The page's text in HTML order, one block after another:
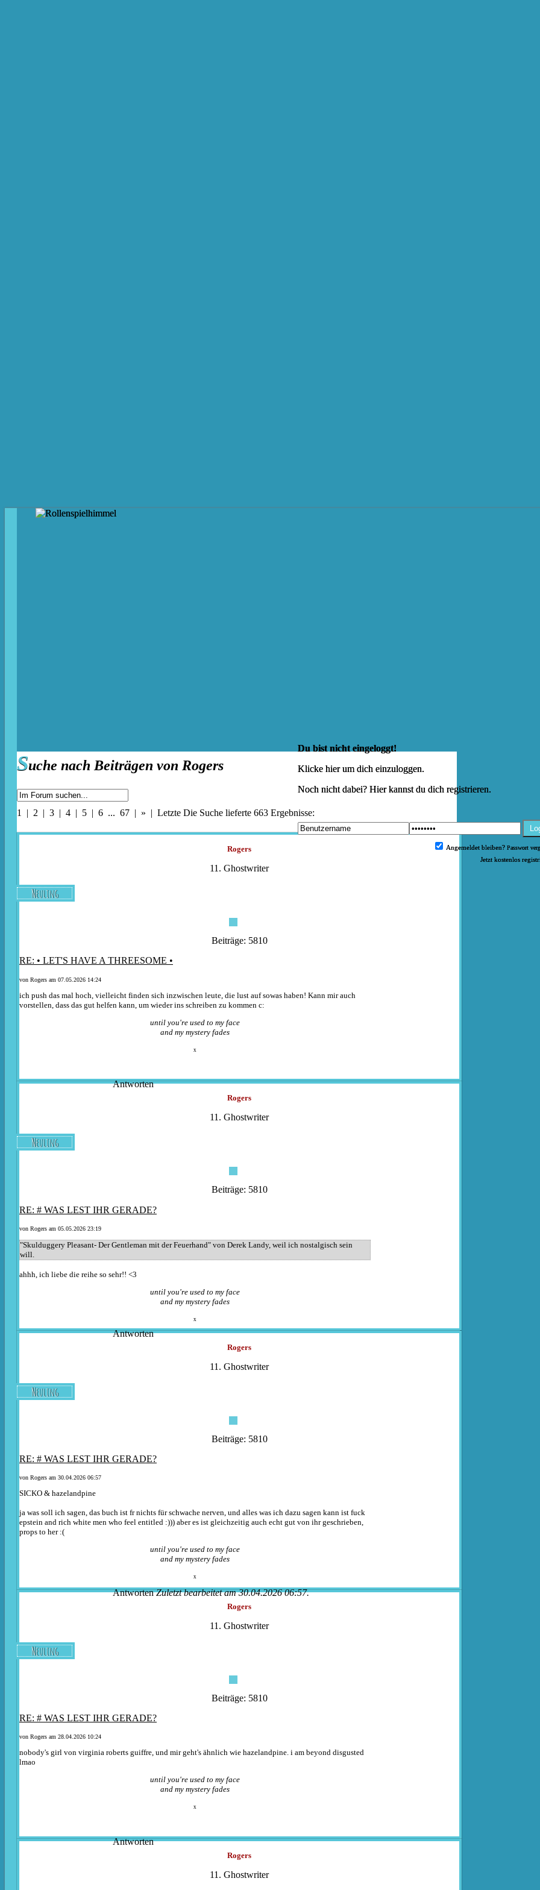
Du bist nicht eingeloggt!
Klicke hier um dich einzuloggen.
Noch nicht dabei? Hier kannst du dich registrieren.
Angemeldet bleiben? Passwort
Jetzt kostenlos
Suche nach Beiträgen von Rogers
1 | 2 | 3 | 4 | 5 | 6 ... 67 | » | Letzte Die Suche lieferte 663 Ergebnisse:
Rogers
11. Ghostwriter
Neuling
Beiträge: 5810
RE: • LET'S HAVE A THREESOME •
von Rogers am 07.05.2026 14:24
ich push das mal hoch, vielleicht finden sich inzwischen leute, die lust auf sowas haben! Kann mir auch
vorstellen, dass das gut helfen kann, um wieder ins schreiben zu kommen c:
until you're used to my face
and my mystery fades
x
Antworten
Rogers
11. Ghostwriter
Neuling
Beiträge: 5810
RE: # WAS LEST IHR GERADE?
von Rogers am 05.05.2026 23:19
"Skulduggery Pleasant- Der Gentleman mit der Feuerhand" von Derek Landy, weil ich nostalgisch sein
will.
ahhh, ich liebe die reihe so sehr!! <3
until you're used to my face
and my mystery fades
x
Antworten
Rogers
11. Ghostwriter
Neuling
Beiträge: 5810
RE: # WAS LEST IHR GERADE?
von Rogers am 30.04.2026 06:57
SICKO & hazelandpine
ja was soll ich sagen, das buch ist fr nichts für schwache nerven, und alles was ich dazu sagen kann ist fuck
epstein and rich white men who feel entitled :))) aber es ist gleichzeitig auch echt gut von ihr geschrieben,
props to her :(
until you're used to my face
and my mystery fades
x
Antworten Zuletzt bearbeitet am 30.04.2026 06:57.
Rogers
11. Ghostwriter
Neuling
Beiträge: 5810
RE: # WAS LEST IHR GERADE?
von Rogers am 28.04.2026 10:24
nobody's girl von virginia roberts guiffre, und mir geht's ähnlich wie hazelandpine. i am beyond disgusted
lmao
until you're used to my face
and my mystery fades
x
Antworten
Rogers
11. Ghostwriter